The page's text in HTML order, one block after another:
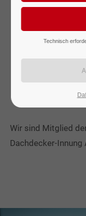
Wir sind Mitglied
Dachdecker-
Technisch